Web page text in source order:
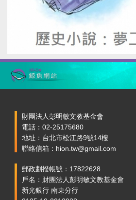
財團法人彭明敏文教基金會
電話：02-25175680
地址：台北市松江路9號14樓
聯絡信箱：hion.tw@gmail.com
郵政劃撥帳號：17822628
戶名：財團法人彭明敏文教基金會
新光銀行 南東分行